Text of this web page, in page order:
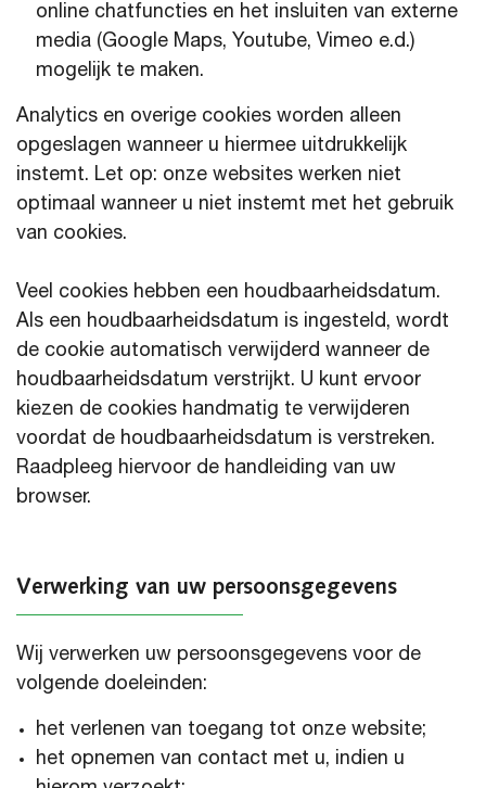
online chatfuncties en het insluiten van externe
media (Google Maps, Youtube, Vimeo e.d.)
mogelijk te maken.
Analytics en overige cookies worden alleen
opgeslagen wanneer u hiermee uitdrukkelijk
instemt. Let op: onze websites werken niet
optimaal wanneer u niet instemt met het gebruik
van cookies.
Veel cookies hebben een houdbaarheidsdatum.
Als een houdbaarheidsdatum is ingesteld, wordt
de cookie automatisch verwijderd wanneer de
houdbaarheidsdatum verstrijkt. U kunt ervoor
kiezen de cookies handmatig te verwijderen
voordat de houdbaarheidsdatum is verstreken.
Raadpleeg hiervoor de handleiding van uw
browser.
Verwerking van uw persoonsgegevens
Wij verwerken uw persoonsgegevens voor de
volgende doeleinden:
het verlenen van toegang tot onze website;
het opnemen van contact met u, indien u